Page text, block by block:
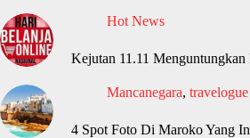
Hot News
Kejutan 11.11 Menguntungkan
Mancanegara, travelogue
4 Spot Foto Di Maroko Yang